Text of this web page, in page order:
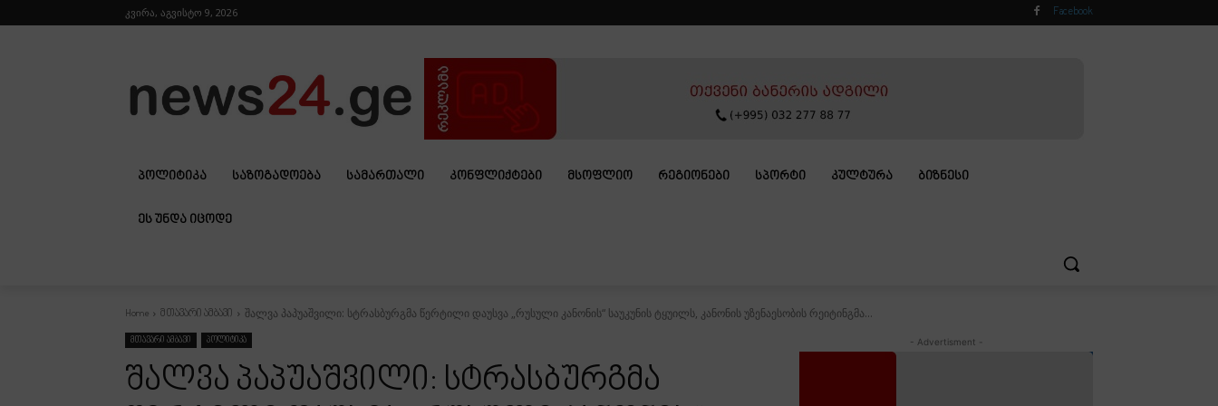
კვირა, აგვისტო 9, 2026 Facebook
ᲞᲝᲚᲘᲢᲘᲙᲐ ᲡᲐᲖᲝᲒᲐᲓᲝᲔᲑᲐ ᲡᲐᲛᲐᲠᲗᲐᲚᲘ ᲙᲝᲜᲤᲚᲘᲥᲢᲔᲑᲘ ᲛᲡᲝᲤᲚᲘᲝ ᲠᲔᲒᲘᲝᲜᲔᲑᲘ ᲡᲞᲝᲠᲢᲘ ᲙᲣᲚᲢᲣᲠᲐ ᲑᲘᲖᲜᲔᲡᲘ
ᲔᲡ ᲣᲜᲓᲐ ᲘᲪᲝᲓᲔ
Home მთავარი ამბავი შალვა პაპუაშვილი: სტრასბურგმა წერტილი დაუსვა „რუსული კანონის“ საუკუნის ტყუილს, კანონის უზენაესობის რეიტინგმა...
მთავარი ამბავი პოლიტიკა
შალვა პაპუაშვილი: სტრასბურგმა
- Advertisment -